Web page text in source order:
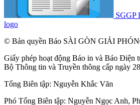
SGGP
logo
© Bản quyền Báo SÀI GÒN GIẢI
Giấy phép hoạt động Báo in và Báo Điện
Bộ Thông tin và Truyền thông cấp ngày
Tổng Biên tập: Nguyễn Khắc Văn
Phó Tổng Biên tập: Nguyễn Ngọc Anh,